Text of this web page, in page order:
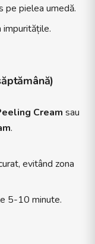
pe pielea umedă.
impuritățile.
Cream sau
.
evitând zona
5-10 minute.